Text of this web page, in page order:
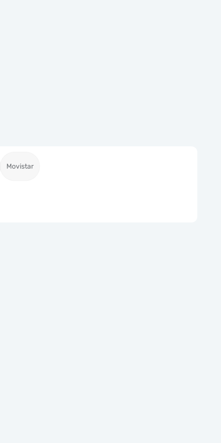
Movistar